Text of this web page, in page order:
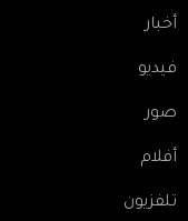
أخبار
فيديو
صور
أفلام
تلفزيون